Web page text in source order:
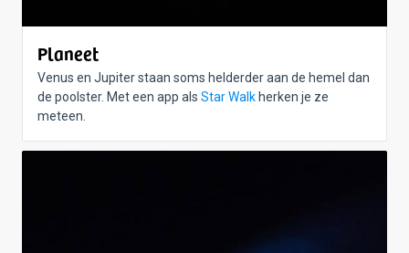
Planeet
Venus en Jupiter staan soms helderder aan de hemel dan
de poolster. Met een app als Star Walk herken je ze
meteen.